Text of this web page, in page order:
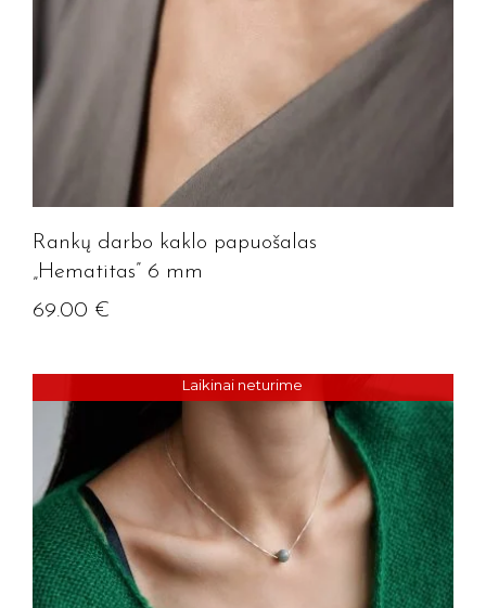
Rankų darbo kaklo papuošalas
„Hematitas” 6 mm
69.00 €
Laikinai neturime